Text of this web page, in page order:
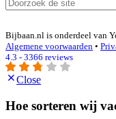
Bijbaan.nl is onderdeel van
Algemene voorwaarden •
4.3 - 3366 reviews
Close
Hoe sorteren wij